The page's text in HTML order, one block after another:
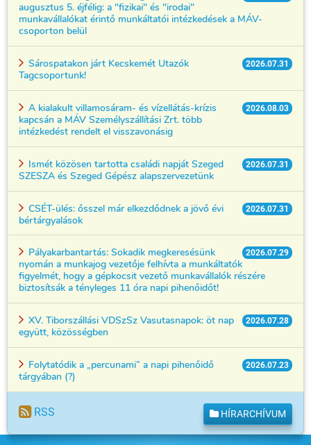
augusztus 5. éjfélig: a "fizikai" és "irodai"
munkavállalókat érintő munkáltatói intézkedések a MÁV-
csoporton belül
2026.07.31
Sárospatakon járt Kecskemét Utazók
Tagcsoportunk!
2026.08.03
A kialakult villamosáram- és vízellátás-krízis
kapcsán a MÁV Személyszállítási Zrt. több
intézkedést rendelt el visszavonásig
2026.07.31
Ismét közösen tartotta családi napját Szeged
SZESZA és Szeged Gépész alapszervezetünk
2026.07.31
CSÉT-ülés: ősszel már elkezdődnek a jövő évi
bértárgyalások
2026.07.29
Pályakarbantartás: Sokadik megkeresésünk
nyomán a munkajog vezetője felhívta a munkáltatók
figyelmét, hogy a gépkocsit vezető munkavállalók részére
biztosítsák a tényleges 11 óra napi pihenőidőt!
2026.07.28
XV. Tiborszállási VDSzSz Vasutasnapok: öt nap
együtt, közösségben
2026.07.23
Folytatódik a „percunami” a napi pihenőidő
tárgyában (?)
RSS HÍRARCHÍVUM